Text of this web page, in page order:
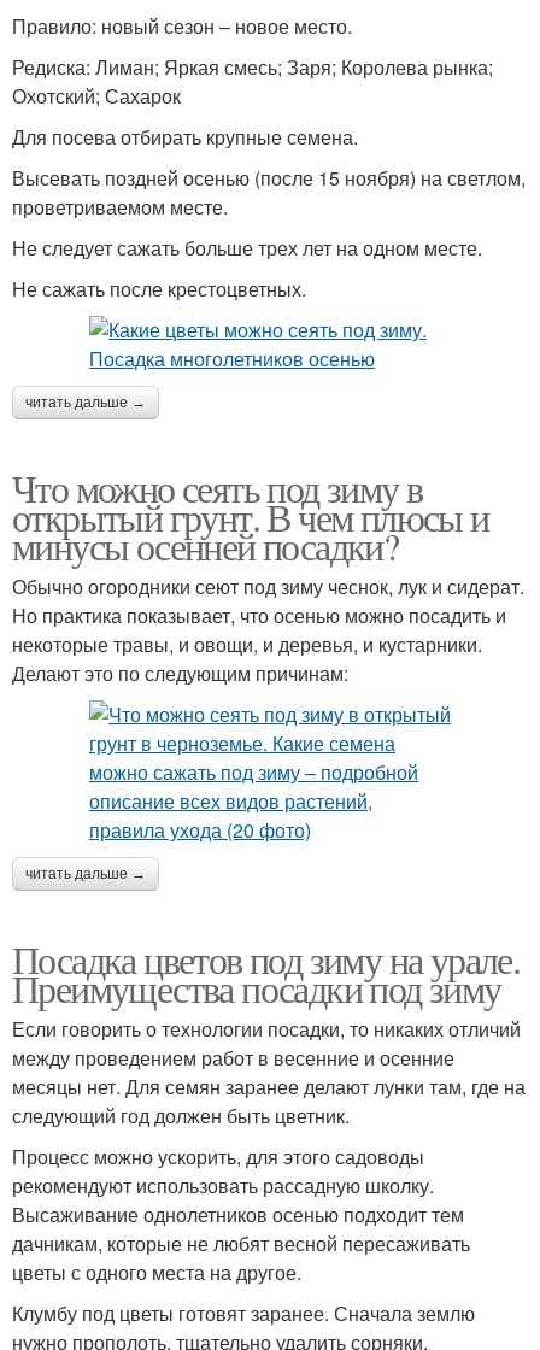
Правило: новый сезон – новое место.
Редиска: Лиман; Яркая смесь; Заря; Королева рынка;
Охотский; Сахарок
Для посева отбирать крупные семена.
Высевать поздней осенью (после 15 ноября) на светлом,
проветриваемом месте.
Не следует сажать больше трех лет на одном месте.
Не сажать после крестоцветных.
читать дальше →
Что можно сеять под зиму в
открытый грунт. В чем плюсы и
минусы осенней посадки?
Обычно огородники сеют под зиму чеснок, лук и сидерат.
Но практика показывает, что осенью можно посадить и
некоторые травы, и овощи, и деревья, и кустарники.
Делают это по следующим причинам:
читать дальше →
Посадка цветов под зиму на урале.
Преимущества посадки под зиму
Если говорить о технологии посадки, то никаких отличий
между проведением работ в весенние и осенние
месяцы нет. Для семян заранее делают лунки там, где на
следующий год должен быть цветник.
Процесс можно ускорить, для этого садоводы
рекомендуют использовать рассадную школку.
Высаживание однолетников осенью подходит тем
дачникам, которые не любят весной пересаживать
цветы с одного места на другое.
Клумбу под цветы готовят заранее. Сначала землю
нужно прополоть, тщательно удалить сорняки.